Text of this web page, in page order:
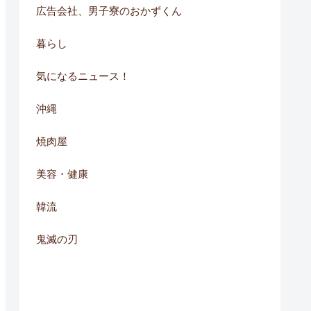
広告会社、男子寮のおかずくん
暮らし
気になるニュース！
沖縄
焼肉屋
美容・健康
韓流
鬼滅の刃